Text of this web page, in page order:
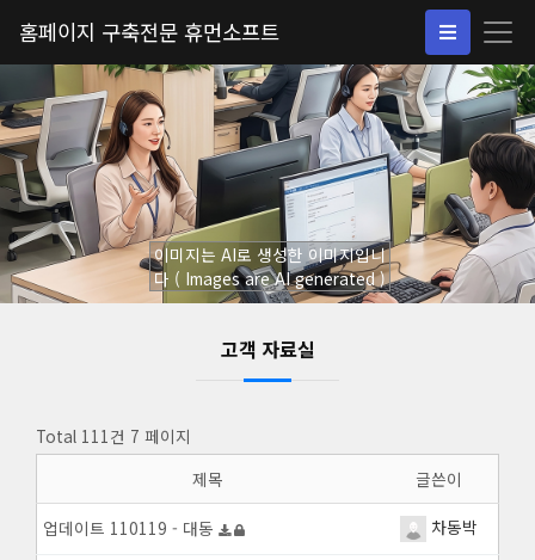
홈페이지 구축전문 휴먼소프트
이미지는 AI로 생성한 이미지입니
다 ( Images are AI generated )
고객 자료실
Total 111건 7 페이지
제목
글쓴이
업데이트 110119 - 대동 차동박